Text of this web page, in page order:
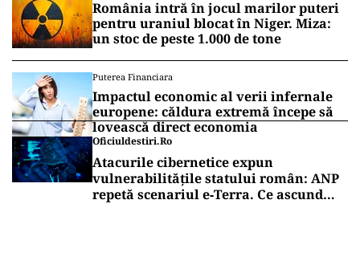
România intră în jocul marilor puteri
pentru uraniul blocat în Niger. Miza:
un stoc de peste 1.000 de tone
Puterea Financiara
Impactul economic al verii infernale
europene: căldura extremă începe să
lovească direct economia
Oficiuldestiri.ro
Atacurile cibernetice expun
vulnerabilitățile statului român: ANP
repetă scenariul e‑Terra. Ce ascund